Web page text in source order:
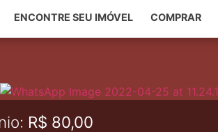
ENCONTRE SEU IMÓVEL COMPRAR
R$ 80,00